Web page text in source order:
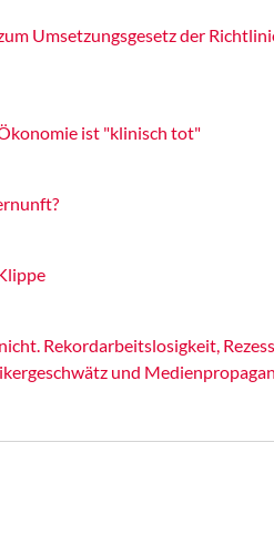
Umsetzungsgesetz der
ist "klinisch tot"
Rekordarbeitslosigkeit,
und